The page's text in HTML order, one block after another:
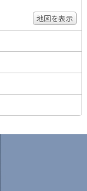
地図を表示